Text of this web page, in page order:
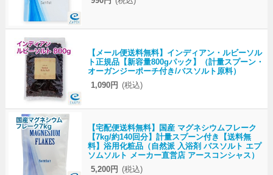
【メール便送料無料】インディアン・ルビーソル
ト正規品【新容量800gパック】（計量スプーン・
オーガンジーポーチ付き/バスソルト原料）
1,090円 (税込)
【宅配便送料無料】国産 マグネシウムフレーク
【7kg/約140回分】計量スプーン付き【送料無
料】浴用化粧品（自然派 入浴剤 バスソルト エプ
ソムソルト メーカー直営店 アースコンシャス）
5,200円 (税込)